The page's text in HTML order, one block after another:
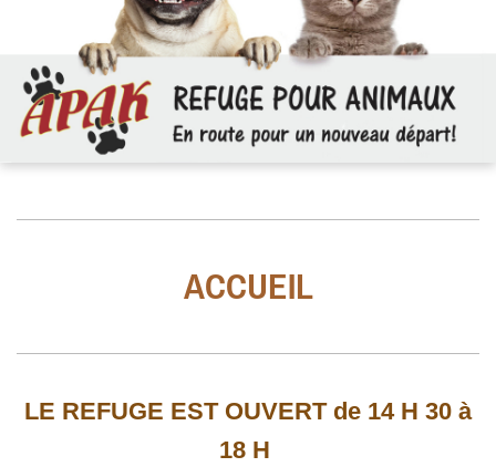
ACCUEIL
LE REFUGE EST OUVERT de 14 H 30 à
18 H